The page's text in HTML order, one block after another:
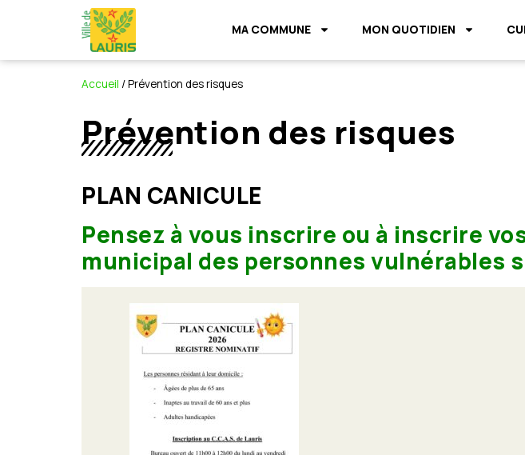
MA COMMUNE MON QUOTIDIEN
Accueil /Prévention des risques
Prévention des risques
PLAN CANICULE
Pensez à vous inscrire ou à inscrire
municipal des personnes vulnérables